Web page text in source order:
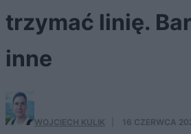
trzymać linię.
inne
WOJCIECH KULIK 16 CZERWCA